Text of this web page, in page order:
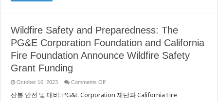
Wildfire Safety and Preparedness: The
PG&E Corporation Foundation and California
Fire Foundation Announce Wildfire Safety
Grant Funding
October 10, 2023 Comments Offon
Safety
and
산불 안전 및 대비: PG&E Corporation 재단과 California Fire